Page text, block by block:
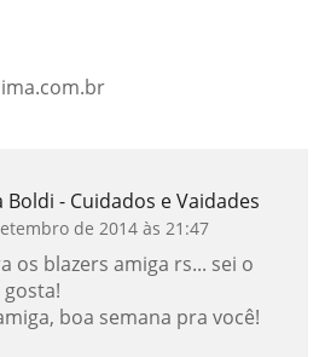
Boldi - Cuidados e Vaidades
de 2014 às 21:47
os blazers amiga rs... sei o
boa semana pra você!